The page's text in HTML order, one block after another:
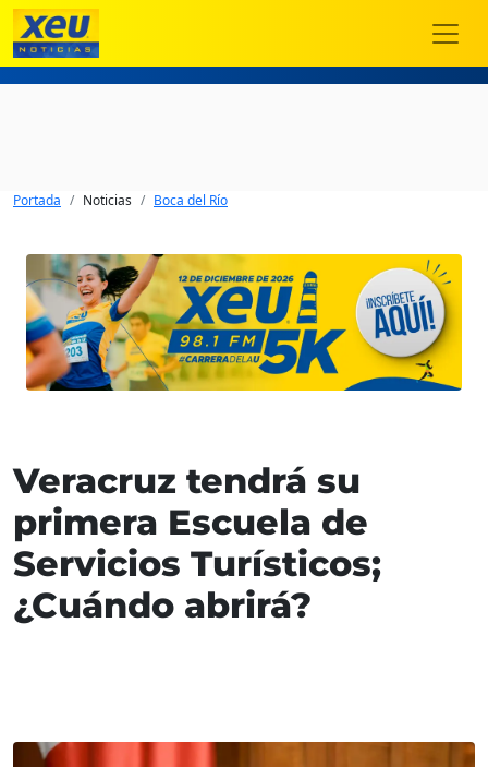
Portada Noticias Boca del Río
Veracruz tendrá su
primera Escuela de
Servicios Turísticos;
¿Cuándo abrirá?